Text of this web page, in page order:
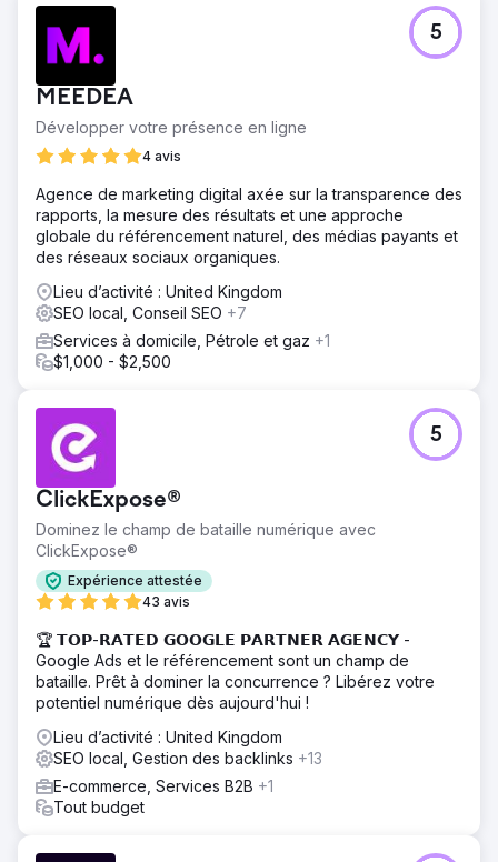
MEEDEA
Développer votre présence en ligne
4 avis
5
Agence de marketing digital axée sur la transparence des
rapports, la mesure des résultats et une approche
globale du référencement naturel, des médias payants et
des réseaux sociaux organiques.
Lieu d’activité : United Kingdom
SEO local, Conseil SEO +7
Services à domicile, Pétrole et gaz +1
$1,000 - $2,500
ClickExpose®
Dominez le champ de bataille numérique avec
ClickExpose®
Expérience attestée
43 avis
5
🏆 𝗧𝗢𝗣-𝗥𝗔𝗧𝗘𝗗 𝗚𝗢𝗢𝗚𝗟𝗘 𝗣𝗔𝗥𝗧𝗡𝗘𝗥 𝗔𝗚𝗘𝗡𝗖𝗬 -
Google Ads et le référencement sont un champ de
bataille. Prêt à dominer la concurrence ? Libérez votre
potentiel numérique dès aujourd'hui !
Lieu d’activité : United Kingdom
SEO local, Gestion des backlinks +13
E-commerce, Services B2B +1
Tout budget